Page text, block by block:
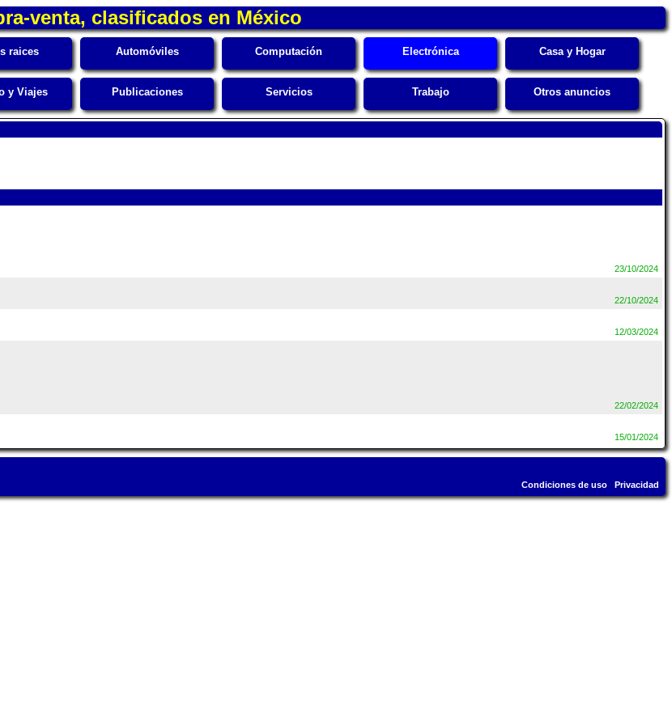
venta, clasificados en México
raices Automóviles Computación Electrónica Casa y Hogar
y Viajes Publicaciones Servicios Trabajo Otros anuncios
23/10/2024
22/10/2024
12/03/2024
22/02/2024
15/01/2024
Condiciones de uso Privacidad